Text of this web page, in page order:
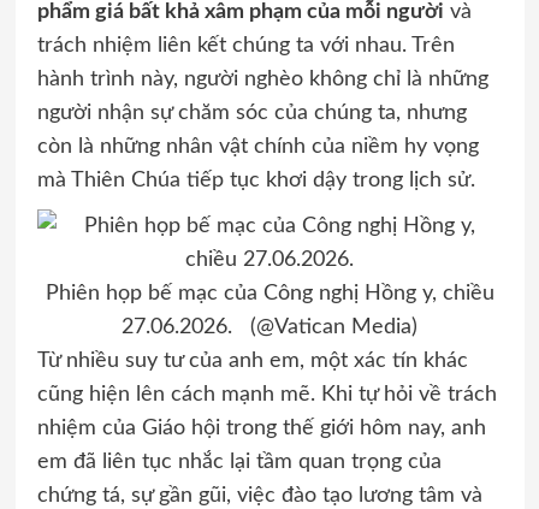
phẩm giá bất khả xâm phạm của mỗi người và
trách nhiệm liên kết chúng ta với nhau. Trên
hành trình này, người nghèo không chỉ là những
người nhận sự chăm sóc của chúng ta, nhưng
còn là những nhân vật chính của niềm hy vọng
mà Thiên Chúa tiếp tục khơi dậy trong lịch sử.
Phiên họp bế mạc của Công nghị Hồng y, chiều
27.06.2026. (@Vatican Media)
Từ nhiều suy tư của anh em, một xác tín khác
cũng hiện lên cách mạnh mẽ. Khi tự hỏi về trách
nhiệm của Giáo hội trong thế giới hôm nay, anh
em đã liên tục nhắc lại tầm quan trọng của
chứng tá, sự gần gũi, việc đào tạo lương tâm và